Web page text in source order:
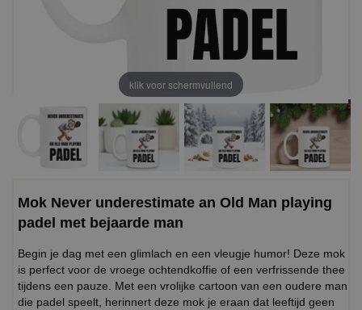
klik voor schermvullend
Mok Never underestimate an Old Man playing
padel met bejaarde man
Begin je dag met een glimlach en een vleugje humor! Deze mok
is perfect voor de vroege ochtendkoffie of een verfrissende thee
tijdens een pauze. Met een vrolijke cartoon van een oudere man
die padel speelt, herinnert deze mok je eraan dat leeftijd geen